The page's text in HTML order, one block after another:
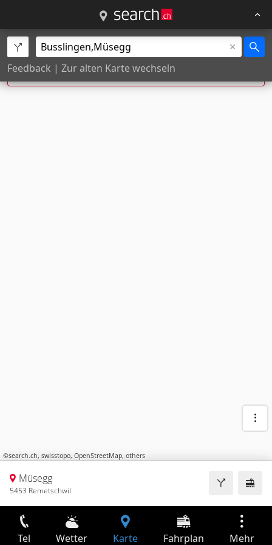
Feedback | Zur alten Karte wechseln
Müsegg, Busslingen wurde zuMüsegg,
Remetschwilkorrigiert.
©search.ch, swisstopo, OpenStreetMap, others
Müsegg
5453 Remetschwil
Tel Wetter Karte Fahrplan Mehr